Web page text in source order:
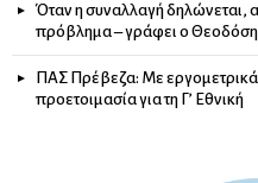
Όταν η συναλλαγή δηλώνεται,
πρόβλημα – γράφει ο
ΠΑΣ Πρέβεζα: Με εργομετρικά
προετοιμασία για τη Γ’ Εθνική